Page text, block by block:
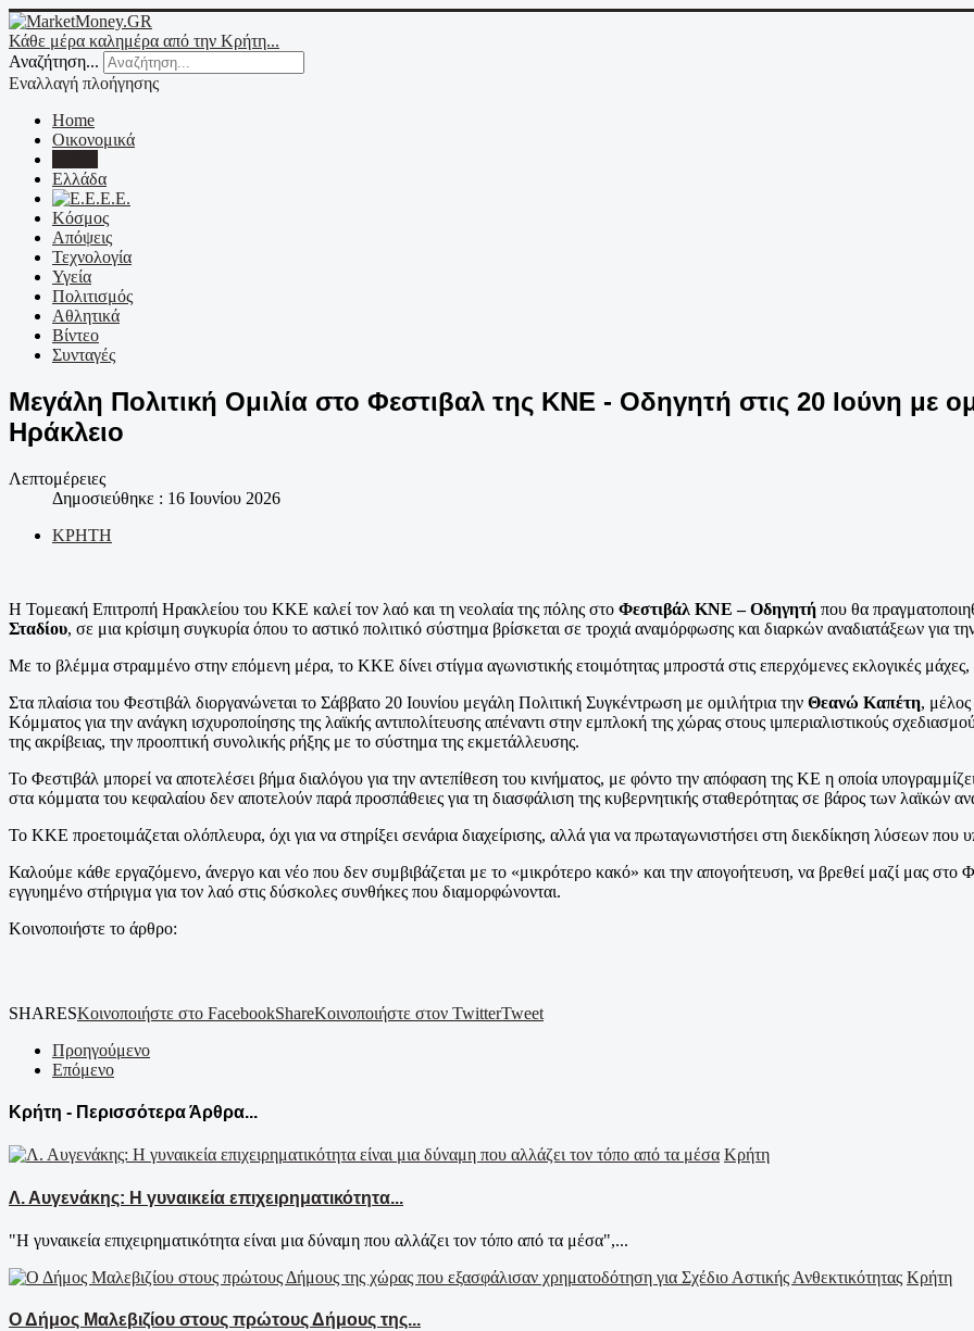
Κάθε μέρα καλημέρα από την Κρήτη...
Αναζήτηση...
Εναλλαγή πλοήγησης
Home
Οικονομικά
Ελλάδα
Ε.Ε.
Κόσμος
Απόψεις
Τεχνολογία
Υγεία
Πολιτισμός
Αθλητικά
Βίντεο
Συνταγές
Μεγάλη Πολιτική Ομιλία στο Φεστιβαλ της ΚΝΕ - Οδηγητή στις 20 Ιούνη με
Ηράκλειο
Λεπτομέρειες
Δημοσιεύθηκε : 16 Ιουνίου 2026
ΚΡΗΤΗ
Η Τομεακή Επιτροπή Ηρακλείου του ΚΚΕ καλεί τον λαό και τη νεολαία της πόλης στο Φεστιβάλ ΚΝΕ – Οδηγητή που θα
Σταδίου, σε μια κρίσιμη συγκυρία όπου το αστικό πολιτικό σύστημα βρίσκεται σε τροχιά αναμόρφωσης και διαρκών αναδιατάξεων για
Με το βλέμμα στραμμένο στην επόμενη μέρα, το ΚΚΕ δίνει στίγμα αγωνιστικής ετοιμότητας μπροστά στις επερχόμενες εκλογικές
Στα πλαίσια του Φεστιβάλ διοργανώνεται το Σάββατο 20 Ιουνίου μεγάλη Πολιτική Συγκέντρωση με ομιλήτρια την Θεανώ Καπέτη,
Κόμματος για την ανάγκη ισχυροποίησης της λαϊκής αντιπολίτευσης απέναντι στην εμπλοκή της χώρας στους ιμπεριαλιστικούς
της ακρίβειας, την προοπτική συνολικής ρήξης με το σύστημα της εκμετάλλευσης.
Το Φεστιβάλ μπορεί να αποτελέσει βήμα διαλόγου για την αντεπίθεση του κινήματος, με φόντο την απόφαση της ΚΕ η οποία
στα κόμματα του κεφαλαίου δεν αποτελούν παρά προσπάθειες για τη διασφάλιση της κυβερνητικής σταθερότητας σε βάρος των λαϊκών
Το ΚΚΕ προετοιμάζεται ολόπλευρα, όχι για να στηρίξει σενάρια διαχείρισης, αλλά για να πρωταγωνιστήσει στη διεκδίκηση λύσεων που
Καλούμε κάθε εργαζόμενο, άνεργο και νέο που δεν συμβιβάζεται με το «μικρότερο κακό» και την απογοήτευση, να βρεθεί μαζί μας
εγγυημένο στήριγμα για τον λαό στις δύσκολες συνθήκες που διαμορφώνονται.
Κοινοποιήστε το άρθρο:
SHARESΚοινοποιήστε στο FacebookShareΚοινοποιήστε στον TwitterTweet
Προηγούμενο
Επόμενο
Κρήτη - Περισσότερα Άρθρα...
Κρήτη
Λ. Αυγενάκης: Η γυναικεία επιχειρηματικότητα...
"Η γυναικεία επιχειρηματικότητα είναι μια δύναμη που αλλάζει τον τόπο από τα μέσα",...
Κρήτη
Ο Δήμος Μαλεβιζίου στους πρώτους Δήμους της...